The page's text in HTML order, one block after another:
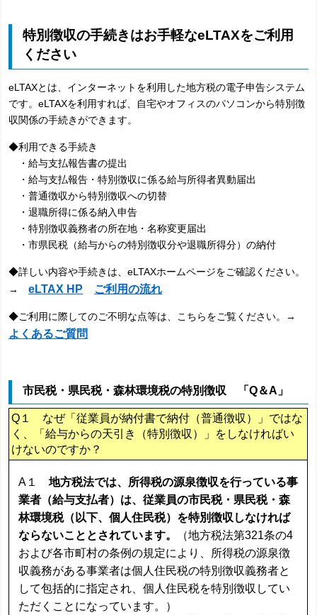
特別徴収の手続きはお手軽なeLTAXをご利用
ください
eLTAXとは、インターネットを利用した地方税の電子申告システム
です。eLTAXを利用すれば、自宅やオフィスのパソコンから特別徴
収関係の手続きができます。
◆利用できる手続き
・給与支払報告書の提出
・給与支払報告・特別徴収に係る給与所得者異動届出
・普通徴収から特別徴収への切替
・退職所得に係る納入申告
・特別徴収義務者の所在地・名称変更届出
・市県民税（給与からの特別徴収分や退職所得分）の納付
◆詳しい内容や手続きは、eLTAXホームページをご確認ください。
→eLTAX HP ご利用の流れ
◆ご利用に際してのご不明な点等は、こちらをご覧ください。→
よくあるご質問
市民税・県民税・森林環境税の特別徴収 「Q＆A」
Q１ なぜ「従業員が納付書で納付（普通徴収）」ではな
く、「給与からの天引き（特別徴収）」をしなければい
けないのですか？
A１地方税法では、所得税の源泉徴収を行っている事
業者（給与支払者）は、従業員の市民税・県民税・森
林環境税（以下、個人住民税）を特別徴収しなければ
ならないこととされています。
（地方税法第321条の4
および各市町村の条例の規定により、所得税の源泉徴
収義務がある事業者は個人住民税の特別徴収義務者と
して包括的に指定され、個人住民税を特別徴収してい
ただくことになっています。）